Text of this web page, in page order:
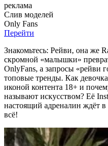
реклама
Слив моделей
Only Fans
Перейти
Знакомьтесь: Рейви, она же
скромной «малышки»
OnlyFans, а запросы «рейви
топовые тренды. Как
иконой контента 18+ и
называют искусством? Её
настоящий адреналин ждёт
всё!